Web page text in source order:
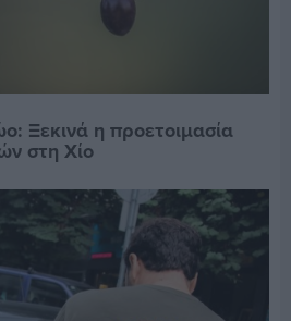
Ξεκινά η προετοιμασία
στη Χίο